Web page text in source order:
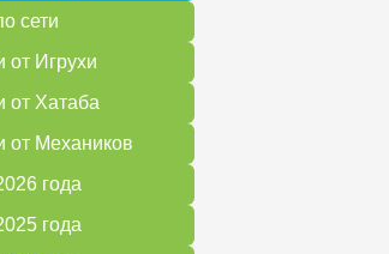
сети
от Игрухи
от Хатаба
от Механиков
года
года